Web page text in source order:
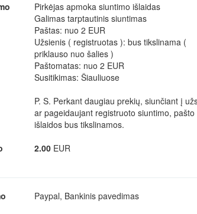
Pirkėjas apmoka siuntimo išlaidas
Galimas tarptautinis siuntimas
Paštas: nuo 2 EUR
Užsienis ( registruotas ): bus tikslinama (
priklauso nuo šalies )
Paštomatas: nuo 2 EUR
Susitikimas: Šiauliuose
P. S. Perkant daugiau prekių, siunčiant į
ar pageidaujant registruoto siuntimo, pašto
išlaidos bus tikslinamos.
2.00 EUR
Paypal, Bankinis pavedimas